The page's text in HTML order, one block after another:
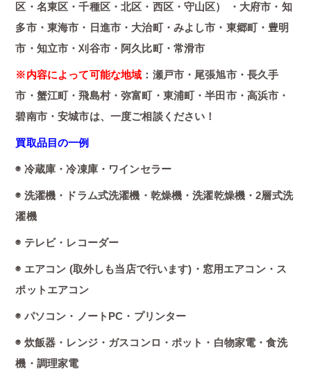
区・名東区・千種区・北区・西区・守山区） ・大府市・知
多市・東海市・日進市・大治町・みよし市・東郷町・豊明
市・知立市・刈谷市・阿久比町・常滑市
※内容によって可能な地域 ：瀬戸市・尾張旭市・長久手
市・蟹江町・飛島村・弥富町・東浦町・半田市・高浜市・
碧南市・安城市は、一度ご相談ください！
買取品目の一例
◉ 冷蔵庫・冷凍庫・ワインセラー
◉ 洗濯機・ドラム式洗濯機・乾燥機・洗濯乾燥機・2層式洗
濯機
◉ テレビ・レコーダー
◉ エアコン (取外しも当店で行います)・窓用エアコン・ス
ポットエアコン
◉ パソコン・ノートPC・プリンター
◉ 炊飯器・レンジ・ガスコンロ・ポット・白物家電・食洗
機・調理家電